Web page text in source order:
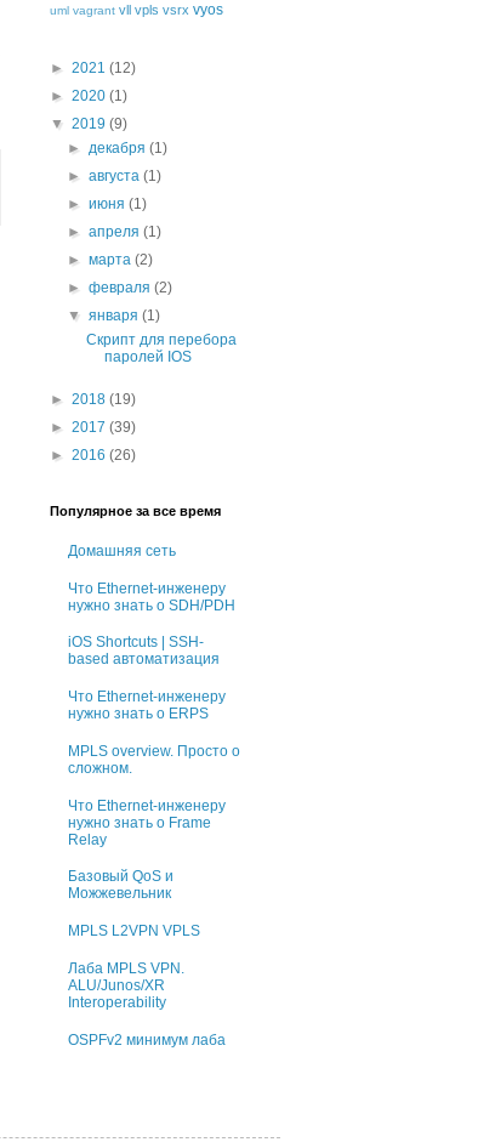
uml vagrant vll vpls vsrx vyos
► 2021 (12)
► 2020 (1)
▼ 2019 (9)
►декабря(1)
►августа(1)
►июня(1)
►апреля(1)
►марта(2)
►февраля(2)
▼января(1)
Скрипт для перебора
паролей IOS
► 2018 (19)
► 2017 (39)
► 2016 (26)
Популярное за все время
Домашняя сеть
Что Ethernet-инженеру
нужно знать о SDH/PDH
iOS Shortcuts | SSH-
based автоматизация
Что Ethernet-инженеру
нужно знать о ERPS
MPLS overview. Просто о
сложном.
Что Ethernet-инженеру
нужно знать о Frame
Relay
Базовый QoS и
Можжевельник
MPLS L2VPN VPLS
Лаба MPLS VPN.
ALU/Junos/XR
Interoperability
OSPFv2 минимум лаба